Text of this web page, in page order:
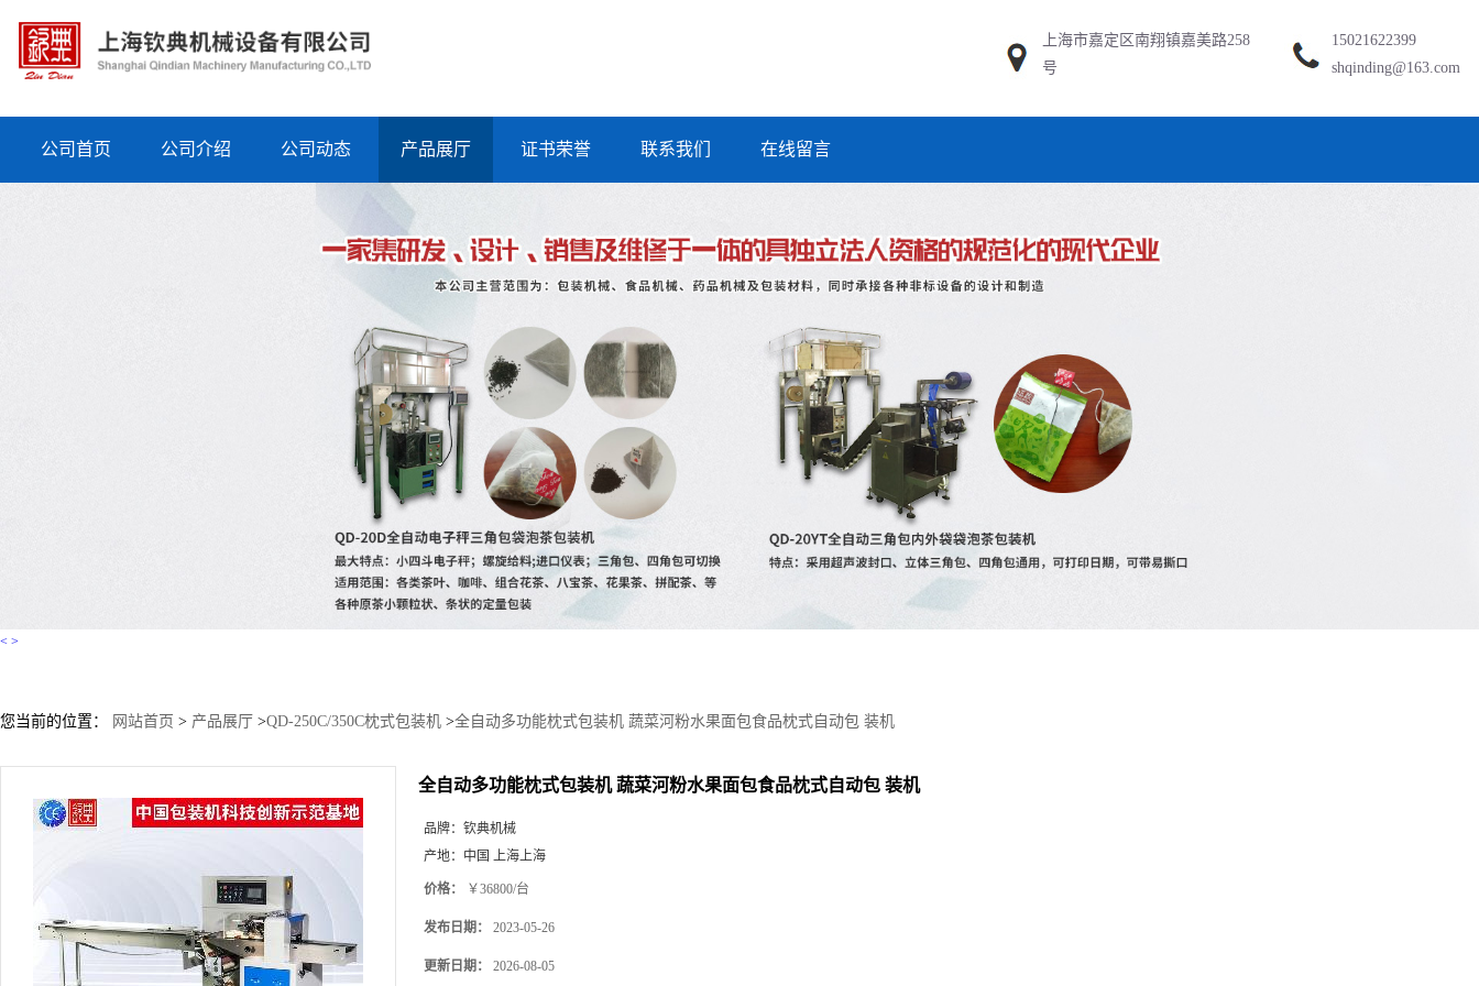
上海市嘉定区南翔镇嘉美路258
号
15021622399
shqinding@163.com
公司首页 公司介绍 公司动态 产品展厅 证书荣誉 联系我们 在线留言
< >
您当前的位置： 网站首页 > 产品展厅 >QD-250C/350C枕式包装机 >全自动多功能枕式包装机 蔬菜河粉水果面包食品枕式自动包 装机
全自动多功能枕式包装机 蔬菜河粉水果面包食品枕式自动包 装机
品牌： 钦典机械
产地： 中国 上海上海
价格： ￥36800/台
发布日期： 2023-05-26
更新日期： 2026-08-05